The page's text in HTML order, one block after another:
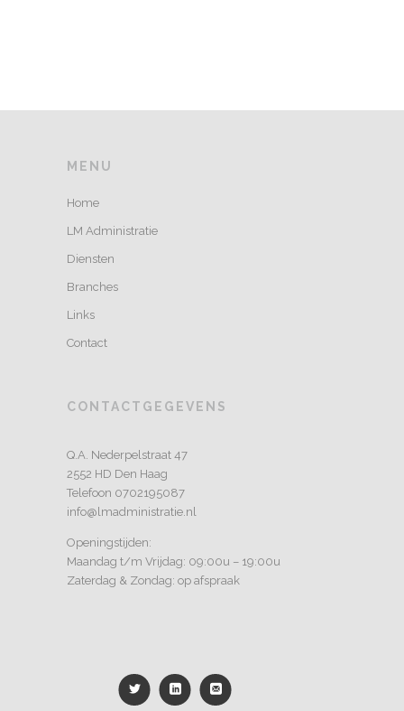
MENU
Home
LM Administratie
Diensten
Branches
Links
Contact
CONTACTGEGEVENS
Q.A. Nederpelstraat 47
2552 HD Den Haag
Telefoon 0702195087
info@lmadministratie.nl
Openingstijden:
Maandag t/m Vrijdag: 09:00u – 19:00u
Zaterdag & Zondag: op afspraak